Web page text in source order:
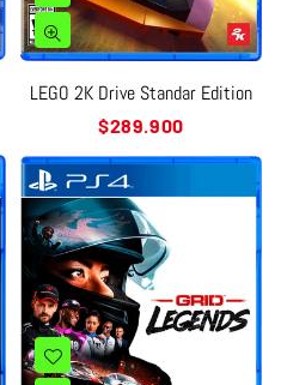
LEGO 2K Drive Standar Edition
Precio
$289.900